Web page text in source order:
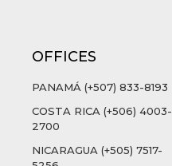
OFFICES
PANAMÁ (+507) 833-8193
COSTA RICA (+506) 4003-
2700
NICARAGUA (+505) 7517-